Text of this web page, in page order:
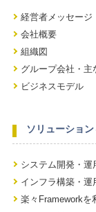
経営者メッセージ
会社概要
組織図
グループ会社・主
ビジネスモデル
ソリューショ
システム開発・運
インフラ構築・運
楽々Frameworkを